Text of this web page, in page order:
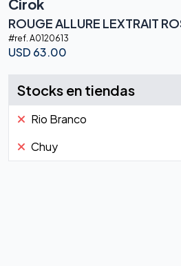
Cirok
ROUGE ALLURE LEXTRAIT
#ref. A0120613
USD 63.00
Stocks en tiendas
Rio Branco
Chuy